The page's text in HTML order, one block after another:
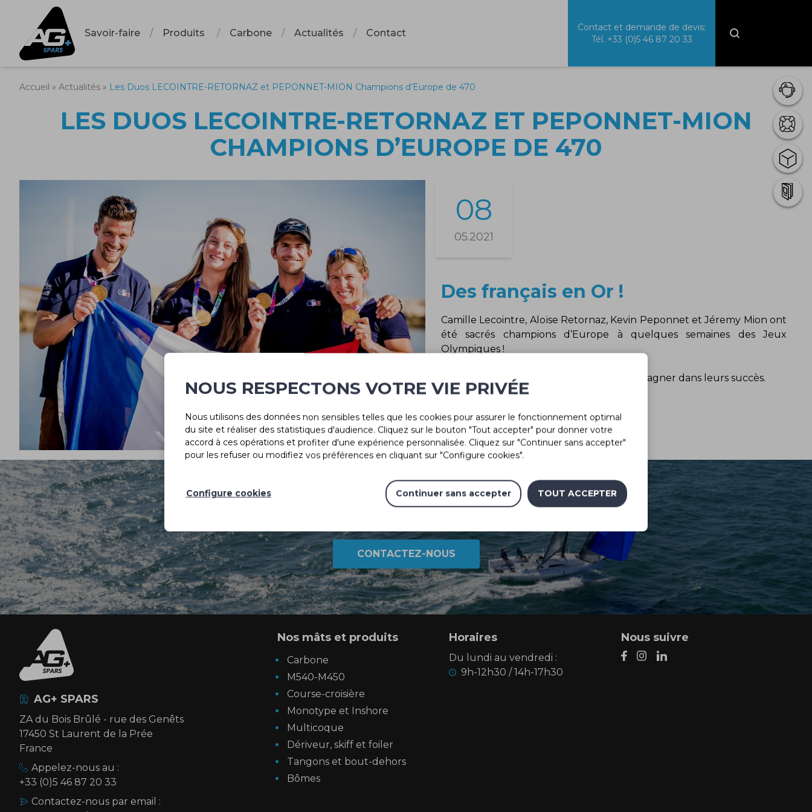
Savoir-faire Produits Carbone Actualités Contact
Contact et demande de devis:
Tél. +33 (0)5 46 87 20 33
Accueil » Actualités » Les Duos LECOINTRE-RETORNAZ et PEPONNET-MION Champions d’Europe de 470
LES DUOS LECOINTRE-RETORNAZ ET PEPONNET-MION
CHAMPIONS D’EUROPE DE 470
08
05.2021
Des français en Or !
Camille Lecointre, Aloïse Retornaz, Kevin Peponnet et Jéremy Mion ont
été sacrés champions d’Europe à quelques semaines des Jeux
Olympiques !
L’équipe AG+ Spars est fière de les accompagner dans leurs succès.
CONTACTEZ-NOUS
AG+ SPARS
ZA du Bois Brûlé - rue des Genêts
17450 St Laurent de la Prée
France
Appelez-nous au :
+33 (0)5 46 87 20 33
Contactez-nous par email :
Nos mâts et produits
Carbone
M540-M450
Course-croisière​
Monotype et Inshore
Multicoque
Dériveur, skiff et foiler
Tangons et bout-dehors
Bômes
Horaires
Du lundi au vendredi :
9h-12h30 / 14h-17h30
Nous suivre
NOUS RESPECTONS VOTRE VIE PRIVÉE
Nous utilisons des données non sensibles telles que les cookies pour assurer le fonctionnement optimal
du site et réaliser des statistiques d'audience. Cliquez sur le bouton "Tout accepter" pour donner votre
accord à ces opérations et profiter d'une expérience personnalisée. Cliquez sur "Continuer sans accepter"
pour les refuser ou modifiez vos préférences en cliquant sur "Configure cookies".
TOUT ACCEPTER
Continuer sans accepter
Configure cookies